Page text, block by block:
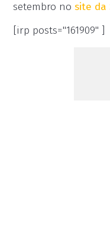
setembro no site da
[irp posts="161909" ]